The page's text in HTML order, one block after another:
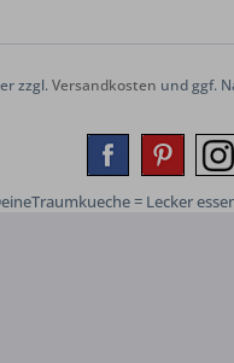
zzgl.Versandkosten und ggf.
= Lecker